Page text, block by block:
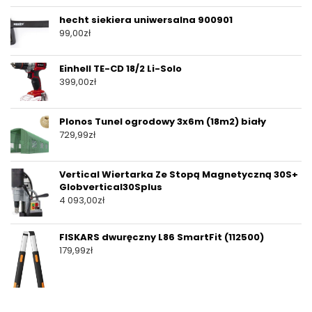
hecht siekiera uniwersalna 900901
99,00zł
Einhell TE-CD 18/2 Li-Solo
399,00zł
Plonos Tunel ogrodowy 3x6m (18m2) biały
729,99zł
Vertical Wiertarka Ze Stopą Magnetyczną 30S+
Globvertical30Splus
4 093,00zł
FISKARS dwuręczny L86 SmartFit (112500)
179,99zł